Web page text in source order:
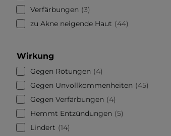
Verfärbungen
3
zu Akne neigende Haut
44
Wirkung
Gegen Rötungen
4
Gegen Unvollkommenheiten
45
Gegen Verfärbungen
4
Hemmt Entzündungen
5
Lindert
14